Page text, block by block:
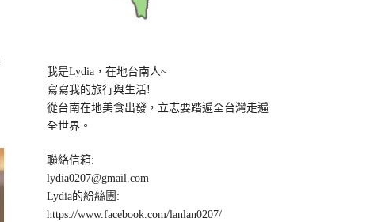
我是Lydia，在地台南人~
寫寫我的旅行與生活!
從台南在地美食出發，立志要踏遍全台灣走遍
全世界。
聯絡信箱:
lydia0207@gmail.com
Lydia的紛絲團:
https://www.facebook.com/lanlan0207/